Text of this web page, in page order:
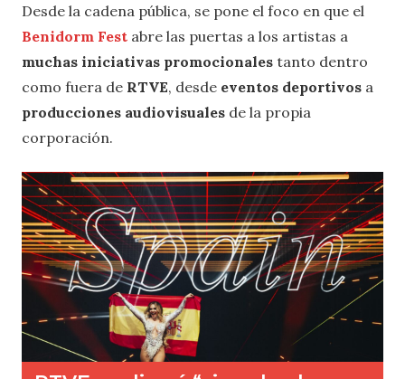
Desde la cadena pública, se pone el foco en que el
Benidorm Fest abre las puertas a los artistas a
muchas iniciativas promocionales tanto dentro
como fuera de RTVE, desde eventos deportivos a
producciones audiovisuales de la propia
corporación.